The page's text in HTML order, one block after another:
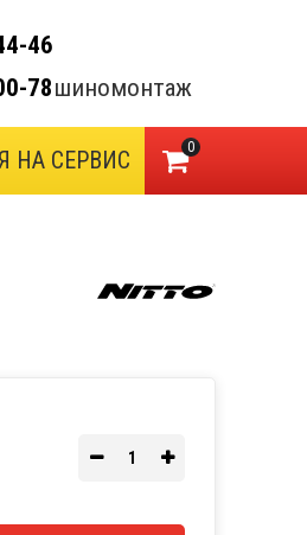
46
78шиномонтаж
0
НА СЕРВИС